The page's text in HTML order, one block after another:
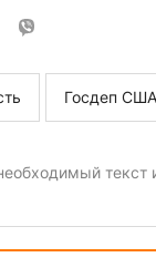
Госдеп США
текст